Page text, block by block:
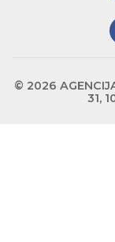
© 2026
31,